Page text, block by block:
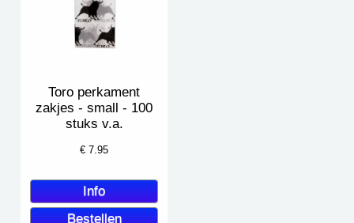
Toro perkament
zakjes - small - 100
stuks v.a.
€7.95